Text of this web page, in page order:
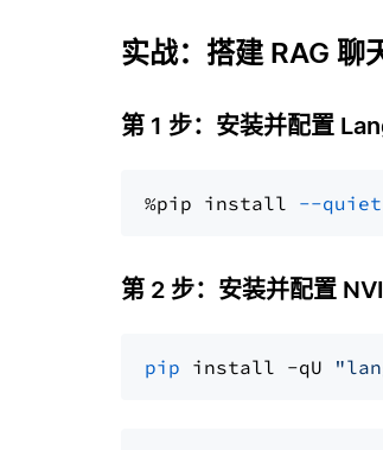
实战：搭建 RAG 聊
第 1 步：安装并配置
%pip install --quiet
第 2 步：安装并配置
pip install -qU